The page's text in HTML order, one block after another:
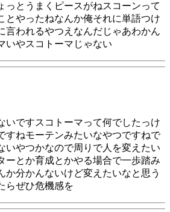
っとうまくピースがねスコーンって
とやったねなんか俺それに単語つけ
言われるやつえなんだじゃあわかん
いやスコトーマじゃない
いですスコトーマって何でしたっけ
すねモーテンみたいなやつですねで
いやつかなので周りで人を変えたい
ーとか育成とかやる場合で一歩踏み
か分かんないけど変えたいなと思う
らぜひ危機感を